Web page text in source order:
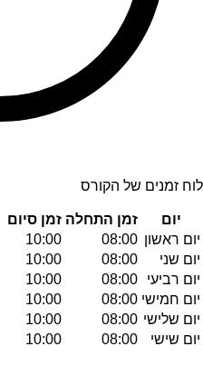
לוח זמנים של הקורס
יום זמן התחלה זמן סיום
יום ראשון 08:00
10:00
יום שני
08:00
10:00
יום רביעי
08:00
10:00
יום חמישי 08:00
10:00
יום שלישי 08:00
10:00
יום שישי
08:00
10:00